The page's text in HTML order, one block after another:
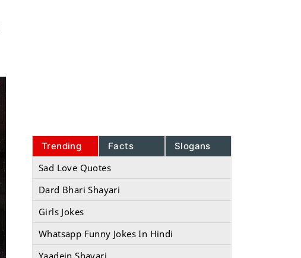
Trending Facts Slogans
Sad Love Quotes
Dard Bhari Shayari
Girls Jokes
Whatsapp Funny Jokes In Hindi
Yaadein Shayari